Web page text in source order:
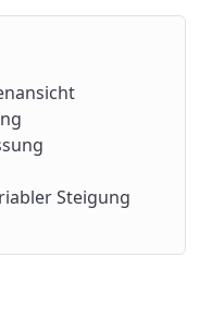
Steigung